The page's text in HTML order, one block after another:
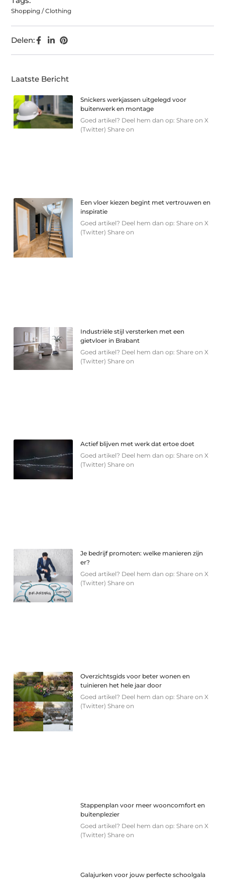
Shopping / Clothing
Delen:
Laatste Bericht
Snickers werkjassen uitgelegd voor
buitenwerk en montage
Goed artikel? Deel hem dan op: Share on X
(Twitter) Share on
Een vloer kiezen begint met vertrouwen en
inspiratie
Goed artikel? Deel hem dan op: Share on X
(Twitter) Share on
Industriële stijl versterken met een
gietvloer in Brabant
Goed artikel? Deel hem dan op: Share on X
(Twitter) Share on
Actief blijven met werk dat ertoe doet
Goed artikel? Deel hem dan op: Share on X
(Twitter) Share on
Je bedrijf promoten: welke manieren zijn
er?
Goed artikel? Deel hem dan op: Share on X
(Twitter) Share on
Overzichtsgids voor beter wonen en
tuinieren het hele jaar door
Goed artikel? Deel hem dan op: Share on X
(Twitter) Share on
Stappenplan voor meer wooncomfort en
buitenplezier
Goed artikel? Deel hem dan op: Share on X
(Twitter) Share on
Galajurken voor jouw perfecte schoolgala